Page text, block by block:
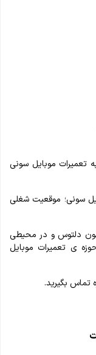
تعمیرات موبایل سونی
سونی؛ موقعیت شغلی
دلتوس و در محیطی
ی تعمیرات موبایل
تماس بگیرید.